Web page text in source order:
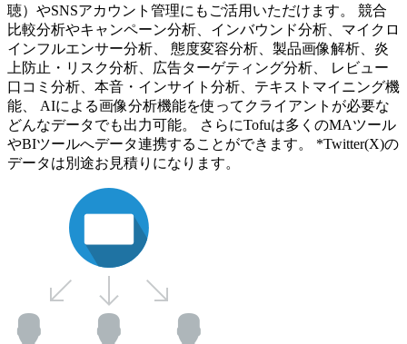
聴）やSNSアカウント管理にもご活用いただけます。 競合
比較分析やキャンペーン分析、インバウンド分析、マイクロ
インフルエンサー分析、 態度変容分析、製品画像解析、炎
上防止・リスク分析、広告ターゲティング分析、 レビュー
口コミ分析、本音・インサイト分析、テキストマイニング機
能、 AIによる画像分析機能を使ってクライアントが必要な
どんなデータでも出力可能。 さらにTofuは多くのMAツール
やBIツールへデータ連携することができます。 *Twitter(X)の
データは別途お見積りになります。